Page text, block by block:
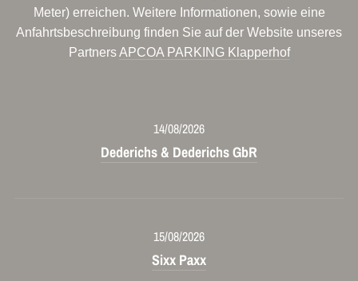
Meter) erreichen. Weitere Informationen, sowie eine
Anfahrtsbeschreibung finden Sie auf der Website unseres
PartnersAPCOA PARKING Klapperhof
14/08/2026
Dederichs & Dederichs GbR
15/08/2026
Sixx Paxx